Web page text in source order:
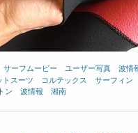
サーフムービー ユーザー写真 波情
トスーツ コルテックス サーフィン
ン 波情報 湘南